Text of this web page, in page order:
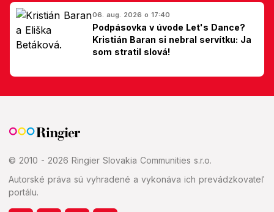
06. aug. 2026 o 17:40
Podpásovka v úvode Let's Dance?
Kristián Baran si nebral servítku: Ja
som stratil slová!
© 2010 - 2026 Ringier Slovakia Communities s.r.o.
Autorské práva sú vyhradené a vykonáva ich prevádzkovateľ
portálu.